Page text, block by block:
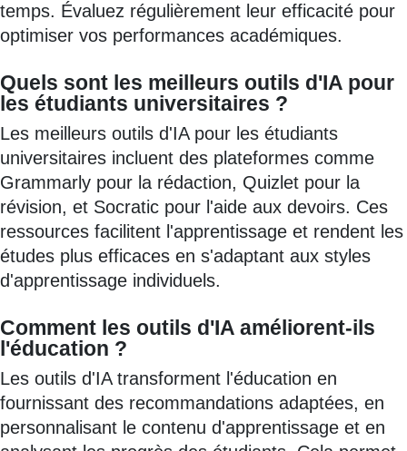
temps. Évaluez régulièrement leur efficacité pour
optimiser vos performances académiques.
Quels sont les meilleurs outils d'IA pour
les étudiants universitaires ?
Les meilleurs outils d'IA pour les étudiants
universitaires incluent des plateformes comme
Grammarly pour la rédaction, Quizlet pour la
révision, et Socratic pour l'aide aux devoirs. Ces
ressources facilitent l'apprentissage et rendent les
études plus efficaces en s'adaptant aux styles
d'apprentissage individuels.
Comment les outils d'IA améliorent-ils
l'éducation ?
Les outils d'IA transforment l'éducation en
fournissant des recommandations adaptées, en
personnalisant le contenu d'apprentissage et en